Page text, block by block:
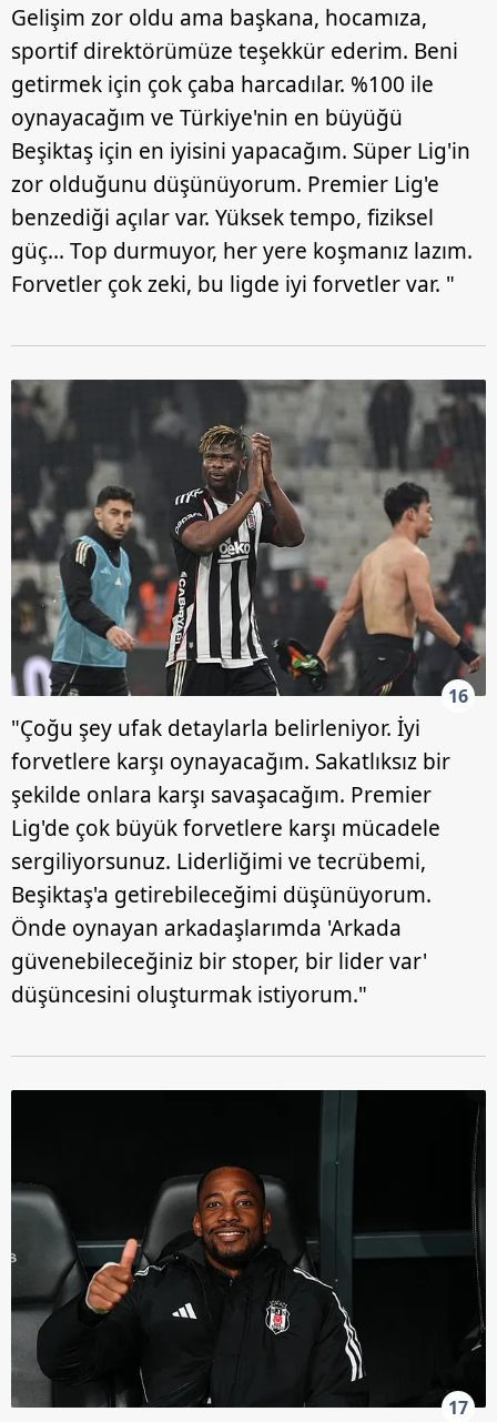
Gelişim zor oldu ama başkana, hocamıza,
sportif direktörümüze teşekkür ederim. Beni
getirmek için çok çaba harcadılar. %100 ile
oynayacağım ve Türkiye'nin en büyüğü
Beşiktaş için en iyisini yapacağım. Süper Lig'in
zor olduğunu düşünüyorum. Premier Lig'e
benzediği açılar var. Yüksek tempo, fiziksel
güç... Top durmuyor, her yere koşmanız lazım.
Forvetler çok zeki, bu ligde iyi forvetler var. "
16
"Çoğu şey ufak detaylarla belirleniyor. İyi
forvetlere karşı oynayacağım. Sakatlıksız bir
şekilde onlara karşı savaşacağım. Premier
Lig'de çok büyük forvetlere karşı mücadele
sergiliyorsunuz. Liderliğimi ve tecrübemi,
Beşiktaş'a getirebileceğimi düşünüyorum.
Önde oynayan arkadaşlarımda 'Arkada
güvenebileceğiniz bir stoper, bir lider var'
düşüncesini oluşturmak istiyorum."
17